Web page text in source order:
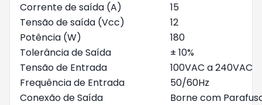
Corrente de saída (A)
15
Tensão de saída (Vcc)
12
Potência (W)
180
Tolerância de Saída
± 10%
Tensão de Entrada
100VAC a 240VAC
Frequência de Entrada
50/60Hz
Conexão de Saída
Borne com